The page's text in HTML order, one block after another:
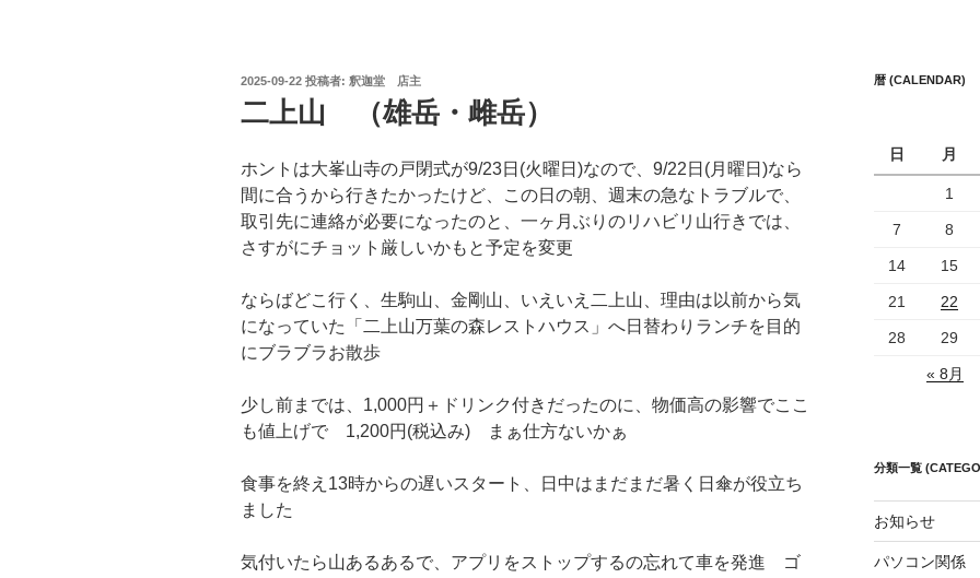
投
2025-09-22 投稿者: 釈迦堂 店主
二上山 （雄岳・雌岳）
ホントは大峯山寺の戸閉式が9/23日(火曜日)なので、9/22日(月曜日)なら
間に合うから行きたかったけど、この日の朝、週末の急なトラブルで、
取引先に連絡が必要になったのと、一ヶ月ぶりのリハビリ山行きでは、
さすがにチョット厳しいかもと予定を変更
ならばどこ行く、生駒山、金剛山、いえいえ二上山、理由は以前から気
になっていた「二上山万葉の森レストハウス」へ日替わりランチを目的
にブラブラお散歩
少し前までは、1,000円＋ドリンク付きだったのに、物価高の影響でここ
も値上げで 1,200円(税込み) まぁ仕方ないかぁ
食事を終え13時からの遅いスタート、日中はまだまだ暑く日傘が役立ち
ました
気付いたら山あるあるで、アプリをストップするの忘れて車を発進 ゴ
暦 (CALENDAR)
日
月
1
7 8
14 15
21 22
28 29
« 8月
分類一覧
お知らせ
パソコン関係